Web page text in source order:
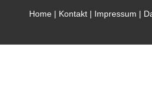
Home | Kontakt | Impressum |